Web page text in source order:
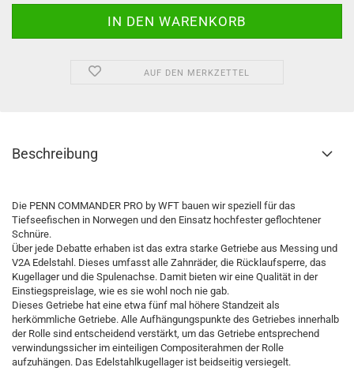
AUF DEN MERKZETTEL
Beschreibung
Die PENN COMMANDER PRO by WFT bauen wir speziell für das
Tiefseefischen in Norwegen und den Einsatz hochfester geflochtener
Schnüre.
Über jede Debatte erhaben ist das extra starke Getriebe aus Messing und
V2A Edelstahl. Dieses umfasst alle Zahnräder, die Rücklaufsperre, das
Kugellager und die Spulenachse. Damit bieten wir eine Qualität in der
Einstiegspreislage, wie es sie wohl noch nie gab.
Dieses Getriebe hat eine etwa fünf mal höhere Standzeit als
herkömmliche Getriebe. Alle Aufhängungspunkte des Getriebes innerhalb
der Rolle sind entscheidend verstärkt, um das Getriebe entsprechend
verwindungssicher im einteiligen Compositerahmen der Rolle
aufzuhängen. Das Edelstahlkugellager ist beidseitig versiegelt.